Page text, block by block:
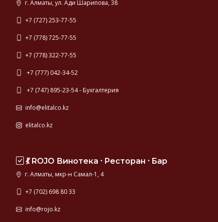
г. Алматы, ул. Ади Шарипова, 38
+7 (727) 253-77-55
+7 (778) 725-77-55
+7 (778) 322-77-55
+7 (777) 042-34-52
+7 (747) 895-23-54 - Бухгалтерия
info@elitalco.kz
elitalco.kz
💃 ROJO Винотека ⸱ Ресторан ⸱ Бар
г. Алматы, мкр-н Самал-1, 4
+7 (702) 698 80 33
info@rojo.kz